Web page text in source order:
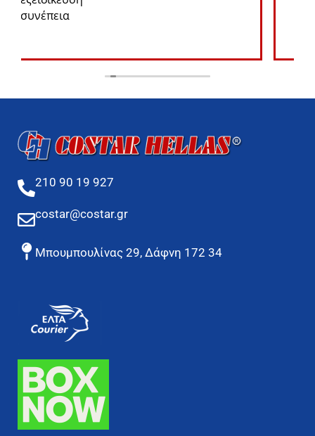
210 90 19 927
costar@costar.gr
Μπουμπουλίνας 29, Δάφνη 172 34